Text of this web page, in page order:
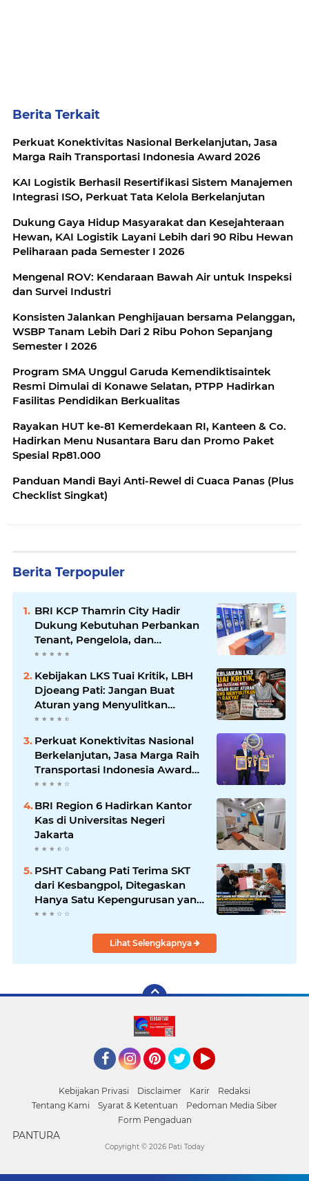
Berita Terkait
Perkuat Konektivitas Nasional Berkelanjutan, Jasa
Marga Raih Transportasi Indonesia Award 2026
KAI Logistik Berhasil Resertifikasi Sistem Manajemen
Integrasi ISO, Perkuat Tata Kelola Berkelanjutan
Dukung Gaya Hidup Masyarakat dan Kesejahteraan
Hewan, KAI Logistik Layani Lebih dari 90 Ribu Hewan
Peliharaan pada Semester I 2026
Mengenal ROV: Kendaraan Bawah Air untuk Inspeksi
dan Survei Industri
Konsisten Jalankan Penghijauan bersama Pelanggan,
WSBP Tanam Lebih Dari 2 Ribu Pohon Sepanjang
Semester I 2026
Program SMA Unggul Garuda Kemendiktisaintek
Resmi Dimulai di Konawe Selatan, PTPP Hadirkan
Fasilitas Pendidikan Berkualitas
Rayakan HUT ke-81 Kemerdekaan RI, Kanteen & Co.
Hadirkan Menu Nusantara Baru dan Promo Paket
Spesial Rp81.000
Panduan Mandi Bayi Anti-Rewel di Cuaca Panas (Plus
Checklist Singkat)
Berita Terpopuler
BRI KCP Thamrin City Hadir
Dukung Kebutuhan Perbankan
Tenant, Pengelola, dan
Pengunjung Pusat
Kebijakan LKS Tuai Kritik, LBH
Djoeang Pati: Jangan Buat
Aturan yang Menyulitkan
Rakyat
Perkuat Konektivitas Nasional
Berkelanjutan, Jasa Marga Raih
Transportasi Indonesia Award
2026
BRI Region 6 Hadirkan Kantor
Kas di Universitas Negeri
Jakarta
PSHT Cabang Pati Terima SKT
dari Kesbangpol, Ditegaskan
Hanya Satu Kepengurusan yang
Terdaftar di Pemkab Pati
Lihat Selengkapnya
Kebijakan Privasi Disclaimer Karir
Redaksi
Tentang Kami
Syarat & Ketentuan
Pedoman Media Siber
Form Pengaduan
PANTURA
Copyright © 2026 Pati Today